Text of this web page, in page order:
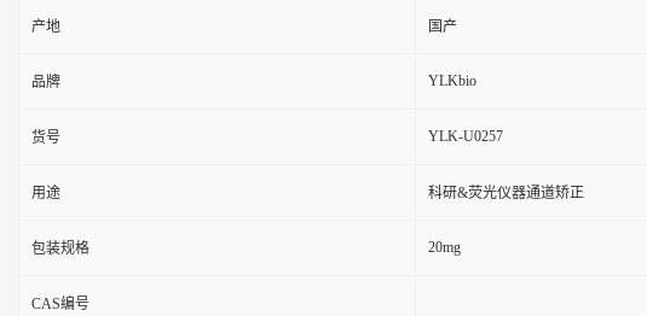
产地 国产
品牌 YLKbio
货号 YLK-U0257
用途 科研&荧光仪器通道矫正
包装规格 20mg
CAS编号